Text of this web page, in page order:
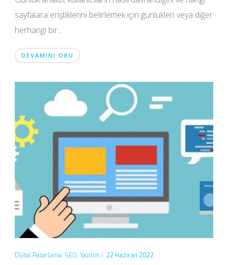
sayfalara eriştiklerini belirlemek için günlükleri veya diğer
herhangi bir...
DEVAMINI OKU
Dijital Pazarlama, SEO, Yazılım 22 Haziran 2022